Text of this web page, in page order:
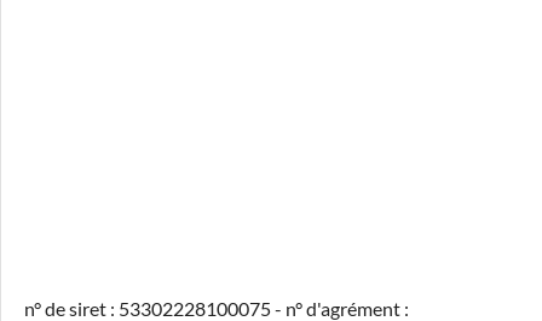
n° de siret : 53302228100075 - n° d'agrément :